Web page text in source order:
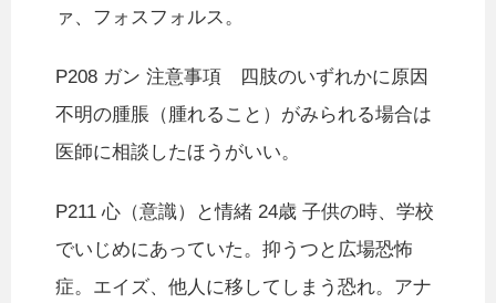
ァ、フォスフォルス。
P208 ガン 注意事項 四肢のいずれかに原因
不明の腫脹（腫れること）がみられる場合は
医師に相談したほうがいい。
P211 心（意識）と情緒 24歳 子供の時、学校
でいじめにあっていた。抑うつと広場恐怖
症。エイズ、他人に移してしまう恐れ。アナ